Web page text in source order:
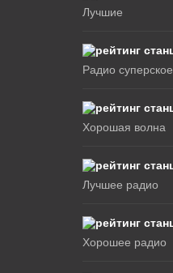
Лучшие
Радио суперское
Хорошая волна
Лучшее радио
Хорошее радио